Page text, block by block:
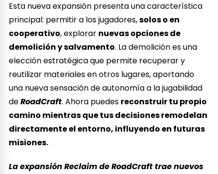
Esta nueva expansión presenta una característica
principal: permitir a los jugadores,solos o en
cooperativo, explorar nuevas opciones de
demolición y salvamento. La demolición es una
elección estratégica que permite recuperar y
reutilizar materiales en otros lugares, aportando
una nueva sensación de autonomía a la jugabilidad
deRoadCraft. Ahora puedes reconstruir tu propio
camino mientras que tus decisiones remodelan
directamente el entorno, influyendo en futuras
misiones.
La expansión Reclaim de RoadCraft trae nuevos